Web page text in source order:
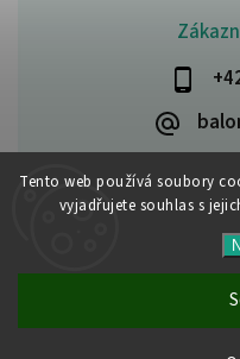
Tento web používá soubory
vyjadřujete souhlas s
Vytvořil